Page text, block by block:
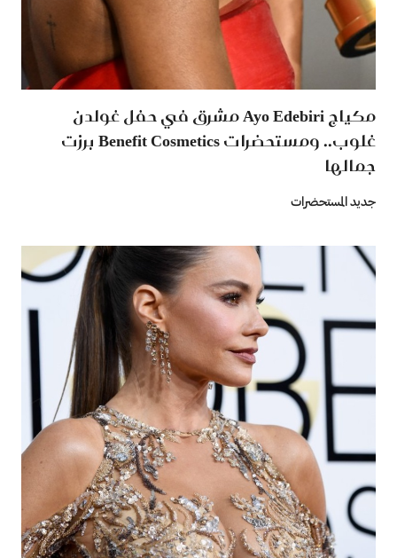
مكياج Ayo Edebiri مشرق في حفل غولدن
غلوب.. ومستحضرات Benefit Cosmetics برزت
جمالها
جديد المستحضرات